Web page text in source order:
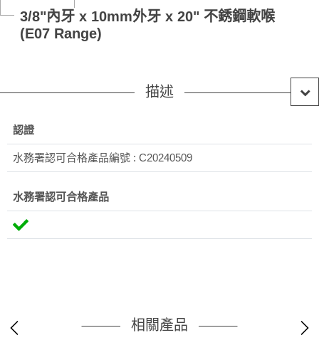
3/8"內牙 x 10mm外牙 x 20" 不銹鋼軟喉
(E07 Range)
描述
認證
水務署認可合格產品編號 : C20240509
水務署認可合格產品
相關產品